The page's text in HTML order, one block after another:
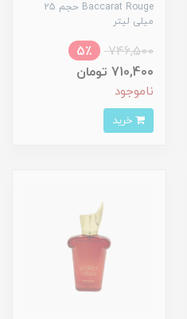
Baccarat Rouge حجم 25
میلی لیتر
746,500
5٪
710,400 تومان
ناموجود